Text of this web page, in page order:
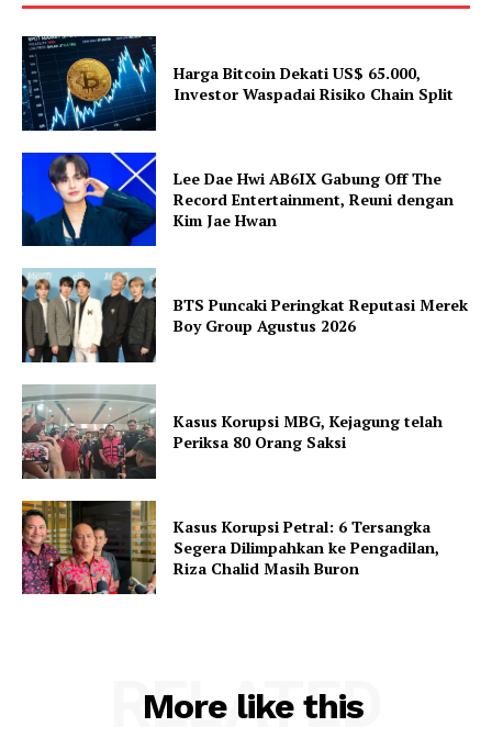
Harga Bitcoin Dekati US$ 65.000,
Investor Waspadai Risiko Chain Split
Lee Dae Hwi AB6IX Gabung Off The
Record Entertainment, Reuni dengan
Kim Jae Hwan
BTS Puncaki Peringkat Reputasi Merek
Boy Group Agustus 2026
Kasus Korupsi MBG, Kejagung telah
Periksa 80 Orang Saksi
Kasus Korupsi Petral: 6 Tersangka
Segera Dilimpahkan ke Pengadilan,
Riza Chalid Masih Buron
More like this
RELATED